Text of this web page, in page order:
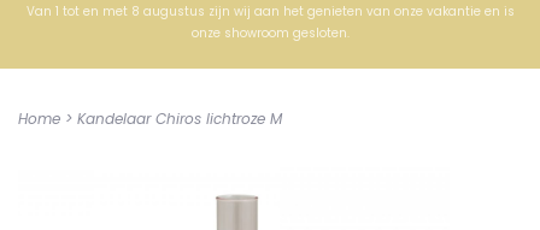
Van 1 tot en met 8 augustus zijn wij aan het genieten van onze vakantie en is
onze showroom gesloten.
Home > Kandelaar Chiros lichtroze M